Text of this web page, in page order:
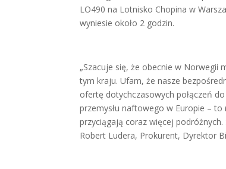
LO490 na Lotnisko Chopina w
wyniesie około 2 godzin.
„Szacuje się, że obecnie w Norwegii
tym kraju. Ufam, że nasze
ofertę dotychczasowych połączeń
przemysłu naftowego w Europie –
przyciągają coraz więcej
Robert Ludera, Prokurent, Dyrektor